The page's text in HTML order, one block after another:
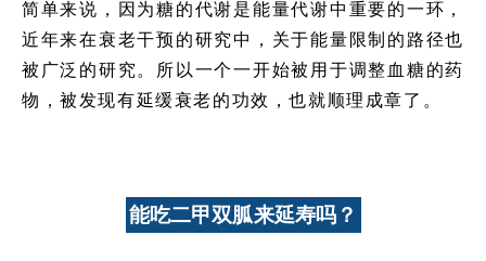
简单来说，因为糖的代谢是能量代谢中重要的一环，
近年来在衰老干预的研究中，关于能量限制的路径也
被广泛的研究。所以一个一开始被用于调整血糖的药
物，被发现有延缓衰老的功效，也就顺理成章了。
能吃二甲双胍来延寿吗？